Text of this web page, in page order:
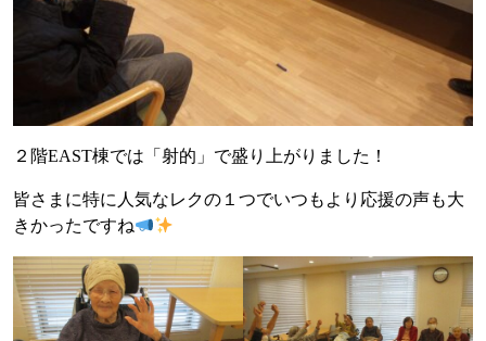
２階EAST棟では「射的」で盛り上がりました！
皆さまに特に人気なレクの１つでいつもより応援の声も大
きかったですね